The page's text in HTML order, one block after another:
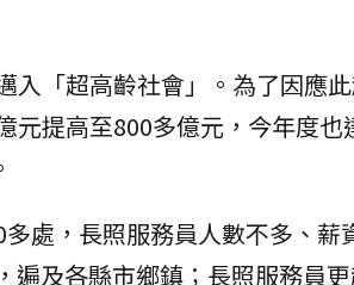
入「超高齡社會」。為了因應
元提高至800多億元，今年度也
處，長照服務員人數不多、薪
遍及各縣市鄉鎮；長照服務員